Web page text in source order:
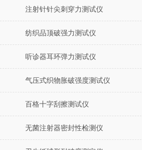
注射针针尖刺穿力测试仪
纺织品顶破强力测试仪
听诊器耳环弹力测试仪
气压式织物胀破强度测试仪
百格十字刮擦测试仪
无菌注射器密封性检测仪